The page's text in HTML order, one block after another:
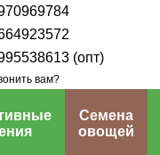
(опт)
вам?
Семена
овощей